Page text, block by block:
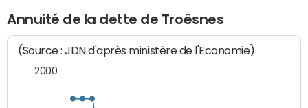
Annuité de la dette de Troësnes
(Source : JDN d'après ministère de l'Economie)
2000